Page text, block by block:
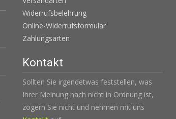
Widerrufsbelehrung
Online-Widerrufsformular
Zahlungsarten
Kontakt
Sollten Sie irgendetwas feststellen, was
Ihrer Meinung nach nicht in Ordnung ist,
zögern Sie nicht und nehmen mit uns